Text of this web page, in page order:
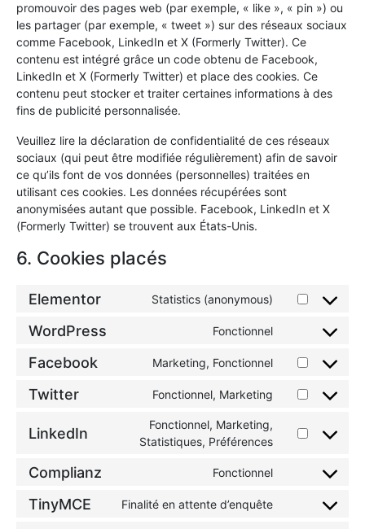
promouvoir des pages web (par exemple, « like », « pin ») ou
les partager (par exemple, « tweet ») sur des réseaux sociaux
comme Facebook, LinkedIn et X (Formerly Twitter). Ce
contenu est intégré grâce un code obtenu de Facebook,
LinkedIn et X (Formerly Twitter) et place des cookies. Ce
contenu peut stocker et traiter certaines informations à des
fins de publicité personnalisée.
Veuillez lire la déclaration de confidentialité de ces réseaux
sociaux (qui peut être modifiée régulièrement) afin de savoir
ce qu’ils font de vos données (personnelles) traitées en
utilisant ces cookies. Les données récupérées sont
anonymisées autant que possible. Facebook, LinkedIn et X
(Formerly Twitter) se trouvent aux États-Unis.
6. Cookies placés
Elementor Statistics (anonymous)
WordPress Fonctionnel
Facebook Marketing, Fonctionnel
Twitter Fonctionnel, Marketing
LinkedIn
Fonctionnel, Marketing,
Statistiques, Préférences
Complianz Fonctionnel
TinyMCE Finalité en attente d’enquête